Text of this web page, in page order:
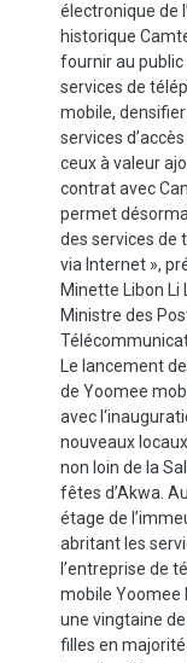
électronique de
historique
fournir au public
services de
mobile,
services
ceux à valeur
contrat avec
permet
des services de
via Internet »,
Minette Libon Li
Ministre des
Le lancement
de Yoomee
avec
nouveaux
non loin de la
fêtes d’Akwa.
étage de
abritant les
l’entreprise de
mobile Yoomee
une vingtaine
filles en